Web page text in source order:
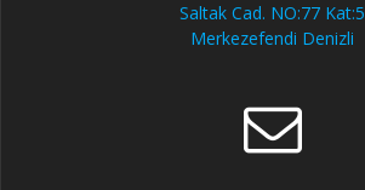
Saltak Cad. NO:77 Kat:5
Merkezefendi Denizli